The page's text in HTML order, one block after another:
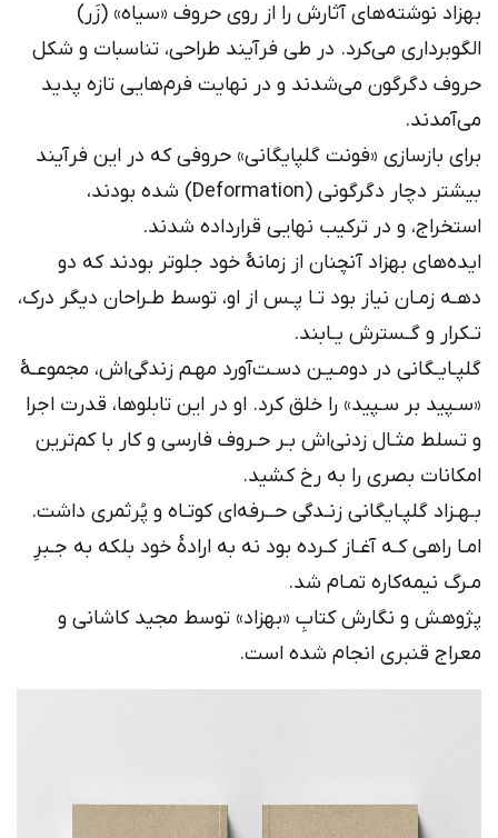
بهزاد نوشته‌های آثارش را از روی حروف «سیاه» (زَر)
الگوبرداری می‌کرد. در طی فرآیند طراحی، تناسبات و شکل
حروف دگرگون می‌شدند و در نهایت فرم‌هایی تازه پدید
می‌آمدند.
برای بازسازی «فونت گلپایگانی» حروفی که در این فرآیند
بیشتر دچار دگرگونی (Deformation) شده بودند،
استخراج، و در ترکیب نهایی قرارداده شدند.
ایده‌های بهزاد آنچنان از زمانۀ خود جلوتر بودند که دو
دهـه زمـان نیاز بود تـا پـس از او، توسط طـراحان دیگر درک،
تـکرار و گـسترش یـابند.
گلپـایـگانی در دومـیـن دسـت‌آورد مهـم زندگی‌اش، مجموعـۀ
«سـپید بر سـپید» را خلق کرد. او در این تابلوها، قدرت اجرا
و تسلط مثـال زدنی‌اش بـر حـروف فارسی و کار با کم‌ترین
امکانات بصری را به رخ کشید.
بـهـزاد گلپـایگانی زنـدگی حــرفه‌ای کوتـاه و پُرثمری داشت.
امـا راهی کـه آغـاز کـرده بود نه به ارادۀ خود بلکه به جـبرِ
مـرگ نیمه‌کاره تمـام شد.
پژوهش و نگارش کتابِ «بهزاد» توسط مجید کاشانی و
معراج قنبری انجام شده است.